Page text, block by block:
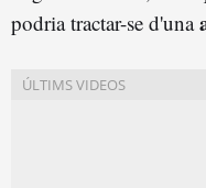
podria tractar-se d'una